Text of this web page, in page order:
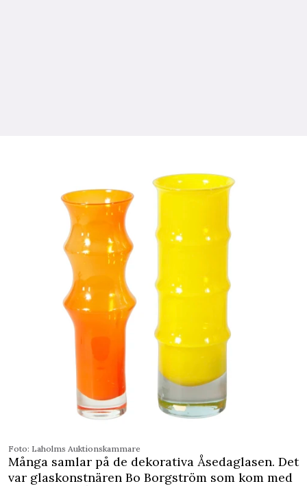
Foto: Laholms ­Auktionskammare
Många samlar på de ­dekorativa Åsedaglasen. Det
var glaskonstnären Bo Borgström som kom med